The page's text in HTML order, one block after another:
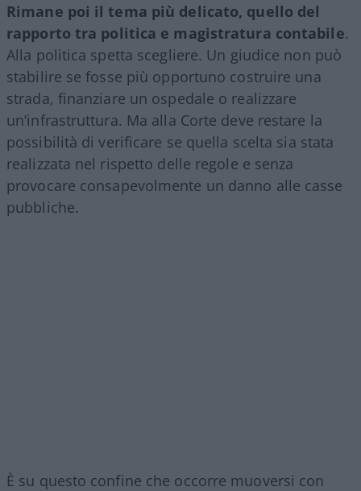
Rimane poi il tema più delicato, quello del
rapporto tra politica e magistratura contabile.
Alla politica spetta scegliere. Un giudice non può
stabilire se fosse più opportuno costruire una
strada, finanziare un ospedale o realizzare
un’infrastruttura. Ma alla Corte deve restare la
possibilità di verificare se quella scelta sia stata
realizzata nel rispetto delle regole e senza
provocare consapevolmente un danno alle casse
pubbliche.
È su questo confine che occorre muoversi con